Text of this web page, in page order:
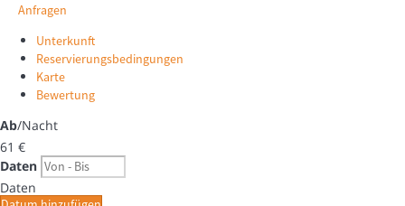
Anfragen
Unterkunft
Reservierungsbedingungen
Karte
Bewertung
Ab/Nacht
61 €
Daten
Daten